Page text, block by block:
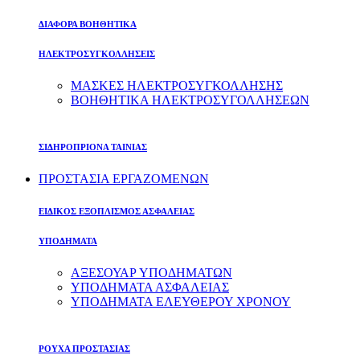
ΔΙΑΦΟΡΑ ΒΟΗΘΗΤΙΚΑ
ΗΛΕΚΤΡΟΣΥΓΚΟΛΛΗΣΕΙΣ
ΜΑΣΚΕΣ ΗΛΕΚΤΡΟΣΥΓΚΟΛΛΗΣΗΣ
ΒΟΗΘΗΤΙΚΑ ΗΛΕΚΤΡΟΣΥΓΟΛΛΗΣΕΩΝ
ΣΙΔΗΡΟΠΡΙΟΝΑ ΤΑΙΝΙΑΣ
ΠΡΟΣΤΑΣΙΑ ΕΡΓΑΖΟΜΕΝΩΝ
ΕΙΔΙΚΟΣ ΕΞΟΠΛΙΣΜΟΣ ΑΣΦΑΛΕΙΑΣ
ΥΠΟΔΗΜΑΤΑ
ΑΞΕΣΟΥΑΡ ΥΠΟΔΗΜΑΤΩΝ
ΥΠΟΔΗΜΑΤΑ ΑΣΦΑΛΕΙΑΣ
ΥΠΟΔΗΜΑΤΑ ΕΛΕΥΘΕΡΟΥ ΧΡΟΝΟΥ
ΡΟΥΧΑ ΠΡΟΣΤΑΣΙΑΣ